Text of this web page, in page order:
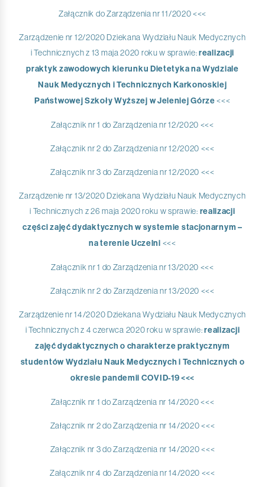
Załącznik do Zarządzenia nr 11/2020 <<<
Zarządzenie nr 12/2020 Dziekana Wydziału Nauk Medycznych
i Technicznych z 13 maja 2020 roku w sprawie:realizacji
praktyk zawodowych kierunku Dietetyka na Wydziale
Nauk Medycznych i Technicznych Karkonoskiej
Państwowej Szkoły Wyższej w Jeleniej Górze<<<
Załącznik nr 1 do Zarządzenia nr 12/2020 <<<
Załącznik nr 2 do Zarządzenia nr 12/2020 <<<
Załącznik nr 3 do Zarządzenia nr 12/2020 <<<
Zarządzenie nr 13/2020 Dziekana Wydziału Nauk Medycznych
i Technicznych z 26 maja 2020 roku w sprawie: realizacji
części zajęć dydaktycznych w systemie stacjonarnym –
na terenie Uczelni <<<
Załącznik nr 1 do Zarządzenia nr 13/2020 <<<
Załącznik nr 2 do Zarządzenia nr 13/2020 <<<
Zarządzenie nr 14/2020 Dziekana Wydziału Nauk Medycznych
i Technicznych z 4 czerwca 2020 roku w sprawie:realizacji
zajęć dydaktycznych o charakterze praktycznym
studentów Wydziału Nauk Medycznych i Technicznych o
okresie pandemii COVID-19 <<<
Załącznik nr 1 do Zarządzenia nr 14/2020 <<<
Załącznik nr 2 do Zarządzenia nr 14/2020 <<<
Załącznik nr 3 do Zarządzenia nr 14/2020 <<<
Załącznik nr 4 do Zarządzenia nr 14/2020 <<<